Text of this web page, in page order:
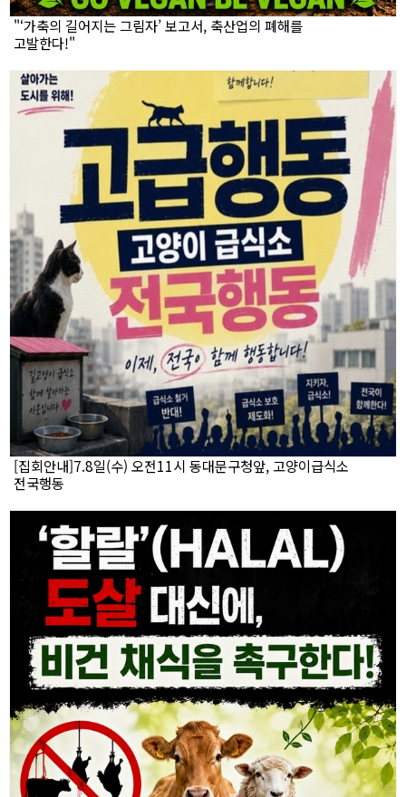
"‘가축의 길어지는 그림자’ 보고서, 축산업의 폐해를
고발한다!"
[집회안내]7.8일(수) 오전11시 동대문구청앞, 고양이급식소
전국행동